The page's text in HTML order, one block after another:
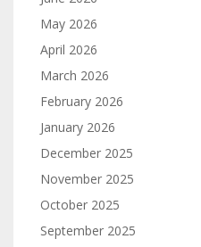
May 2026
April 2026
March 2026
February 2026
January 2026
December 2025
November 2025
October 2025
September 2025